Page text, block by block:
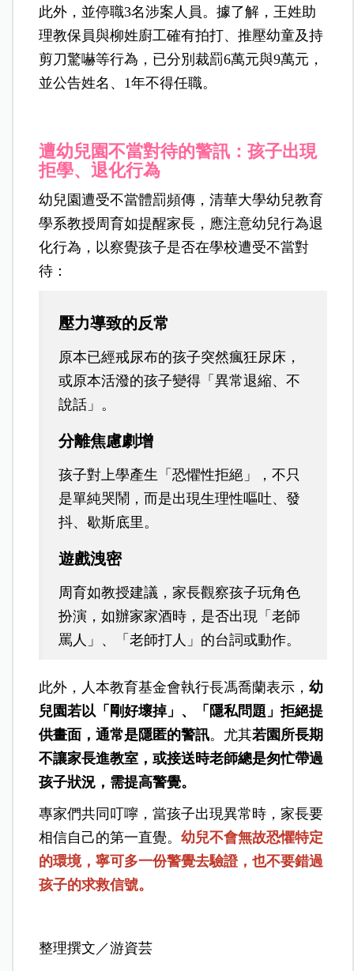
此外，並停職3名涉案人員。據了解，王姓助
理教保員與柳姓廚工確有拍打、推壓幼童及持
剪刀驚嚇等行為，已分別裁罰6萬元與9萬元，
並公告姓名、1年不得任職。
遭幼兒園不當對待的警訊：孩子出現
拒學、退化行為
幼兒園遭受不當體罰頻傳，清華大學幼兒教育
學系教授周育如提醒家長，應注意幼兒行為退
化行為，以察覺孩子是否在學校遭受不當對
待：
壓力導致的反常
原本已經戒尿布的孩子突然瘋狂尿床，
或原本活潑的孩子變得「異常退縮、不
說話」。
分離焦慮劇增
孩子對上學產生「恐懼性拒絕」，不只
是單純哭鬧，而是出現生理性嘔吐、發
抖、歇斯底里。
遊戲洩密
周育如教授建議，家長觀察孩子玩角色
扮演，如辦家家酒時，是否出現「老師
罵人」、「老師打人」的台詞或動作。
此外，人本教育基金會執行長馮喬蘭表示，幼
兒園若以「剛好壞掉」、「隱私問題」拒絕提
供畫面，通常是隱匿的警訊。尤其若園所長期
不讓家長進教室，或接送時老師總是匆忙帶過
孩子狀況，需提高警覺。
專家們共同叮嚀，當孩子出現異常時，家長要
相信自己的第一直覺。幼兒不會無故恐懼特定
的環境，寧可多一份警覺去驗證，也不要錯過
孩子的求救信號。
整理撰文／游資芸